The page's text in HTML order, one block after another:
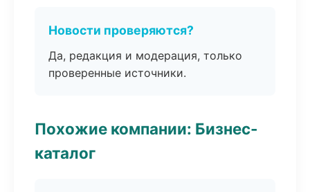
Новости проверяются?
Да, редакция и модерация, только
проверенные источники.
Похожие компании: Бизнес-
каталог